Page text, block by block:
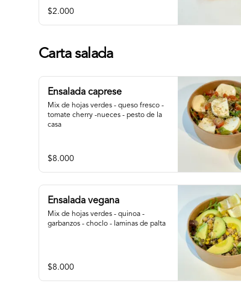
$2.000
Carta salada
Ensalada caprese
Mix de hojas verdes - queso fresco -
tomate cherry -nueces - pesto de la
casa
$8.000
Ensalada vegana
Mix de hojas verdes - quinoa -
garbanzos - choclo - laminas de palta
$8.000